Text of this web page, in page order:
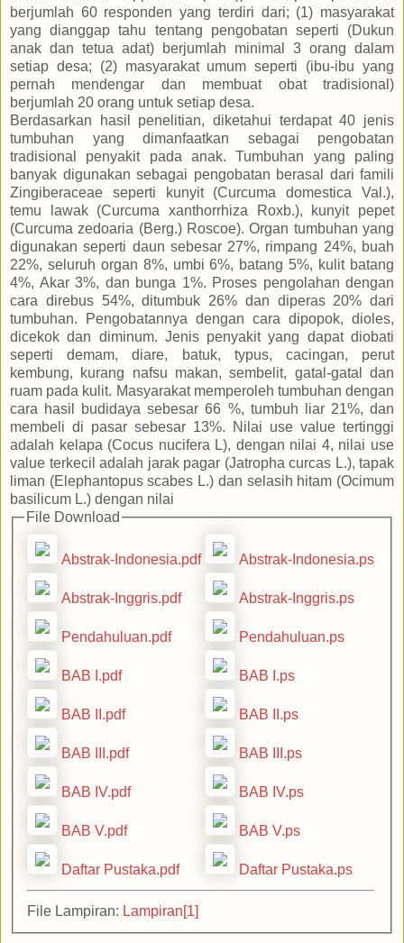
berjumlah 60 responden yang terdiri dari; (1) masyarakat
yang dianggap tahu tentang pengobatan seperti (Dukun
anak dan tetua adat) berjumlah minimal 3 orang dalam
setiap desa; (2) masyarakat umum seperti (ibu-ibu yang
pernah mendengar dan membuat obat tradisional)
berjumlah 20 orang untuk setiap desa.
Berdasarkan hasil penelitian, diketahui terdapat 40 jenis
tumbuhan yang dimanfaatkan sebagai pengobatan
tradisional penyakit pada anak. Tumbuhan yang paling
banyak digunakan sebagai pengobatan berasal dari famili
Zingiberaceae seperti kunyit (Curcuma domestica Val.),
temu lawak (Curcuma xanthorrhiza Roxb.), kunyit pepet
(Curcuma zedoaria (Berg.) Roscoe). Organ tumbuhan yang
digunakan seperti daun sebesar 27%, rimpang 24%, buah
22%, seluruh organ 8%, umbi 6%, batang 5%, kulit batang
4%, Akar 3%, dan bunga 1%. Proses pengolahan dengan
cara direbus 54%, ditumbuk 26% dan diperas 20% dari
tumbuhan. Pengobatannya dengan cara dipopok, dioles,
dicekok dan diminum. Jenis penyakit yang dapat diobati
seperti demam, diare, batuk, typus, cacingan, perut
kembung, kurang nafsu makan, sembelit, gatal-gatal dan
ruam pada kulit. Masyarakat memperoleh tumbuhan dengan
cara hasil budidaya sebesar 66 %, tumbuh liar 21%, dan
membeli di pasar sebesar 13%. Nilai use value tertinggi
adalah kelapa (Cocus nucifera L), dengan nilai 4, nilai use
value terkecil adalah jarak pagar (Jatropha curcas L.), tapak
liman (Elephantopus scabes L.) dan selasih hitam (Ocimum
basilicum L.) dengan nilai
File Download
Abstrak-Indonesia.pdf Abstrak-Indonesia.ps
Abstrak-Inggris.pdf Abstrak-Inggris.ps
Pendahuluan.pdf Pendahuluan.ps
BAB I.pdf BAB I.ps
BAB II.pdf BAB II.ps
BAB III.pdf BAB III.ps
BAB IV.pdf BAB IV.ps
BAB V.pdf BAB V.ps
Daftar Pustaka.pdf Daftar Pustaka.ps
File Lampiran: Lampiran[1]